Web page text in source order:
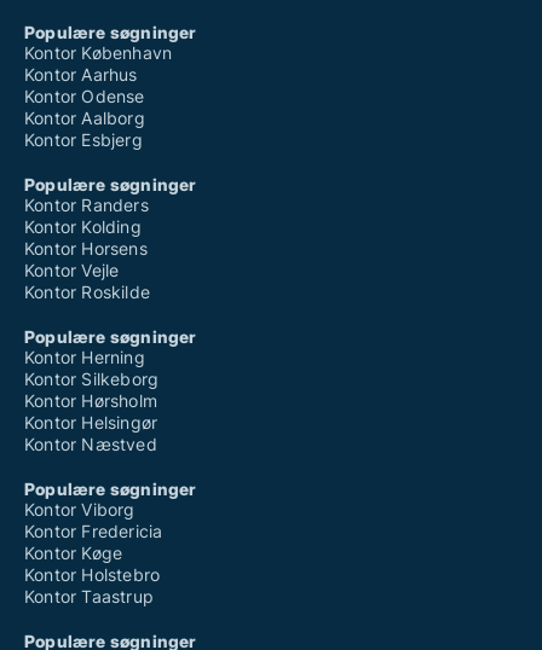
Populære søgninger
Kontor København
Kontor Aarhus
Kontor Odense
Kontor Aalborg
Kontor Esbjerg
Populære søgninger
Kontor Randers
Kontor Kolding
Kontor Horsens
Kontor Vejle
Kontor Roskilde
Populære søgninger
Kontor Herning
Kontor Silkeborg
Kontor Hørsholm
Kontor Helsingør
Kontor Næstved
Populære søgninger
Kontor Viborg
Kontor Fredericia
Kontor Køge
Kontor Holstebro
Kontor Taastrup
Populære søgninger